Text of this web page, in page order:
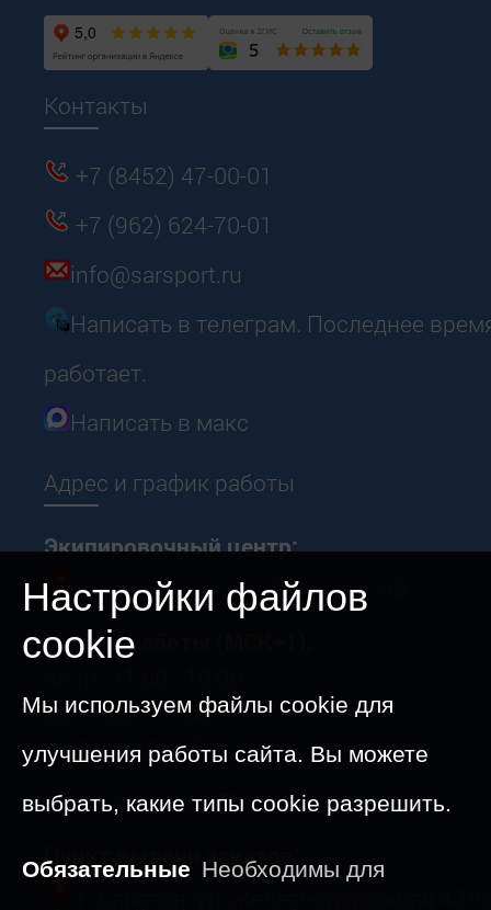
Контакты
+7 (8452) 47-00-01
+7 (962) 624-70-01
info@sarsport.ru
Написать в телеграм. Последнее
работает.
Написать в макс
Адрес и график работы
Экипировочный центр:
г. Саратов, ул. 5-я Дачная, д. 9В
График работы (МСК+1):
сб: 11:00 - 17:00
вс: ВЫХОДНОЙ
09-23 августа: ОТПУСК
Пункт выдачи заказов:
Настройки файлов
cookie
Мы используем файлы cookie для
улучшения работы сайта. Вы можете
выбрать, какие типы cookie разрешить.
Обязательные Необходимы для